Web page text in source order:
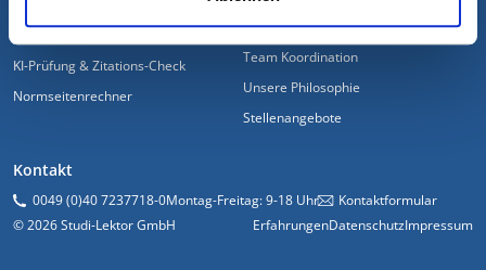
KI-Prüfung & Zitations-Check
Normseitenrechner
Kontakt
0049 (0)40 7237718-0Montag-Freitag: 9-18 Uhr Kontaktformular
Über uns
Team Koordination
Unsere Philosophie
Stellenangebote
© 2026 Studi-Lektor GmbH ErfahrungenDatenschutzImpressum